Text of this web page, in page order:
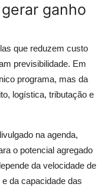
ganho
que reduzem custo
previsibilidade. Em
programa, mas da
logística, tributação e
na agenda,
o potencial agregado
da velocidade de
da capacidade das